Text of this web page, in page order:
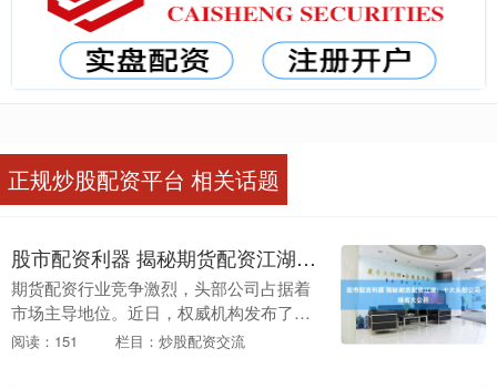
正规炒股配资平台 相关话题
股市配资利器 揭秘期货配资江湖：十大头部公司排名大公开
期货配资行业竞争激烈，头部公司占据着
市场主导地位。近日，权威机构发布了期
货配资行业十大头部公司排名，为投资者
阅读：151 栏目：炒股配资交流